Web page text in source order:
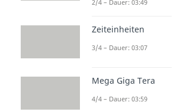
Wandle um:
Multipliziere 4 mit
2/4 – Dauer: 03:49
Zeiteinheiten
3/4 – Dauer: 03:07
Mega Giga Tera
4/4 – Dauer: 03:59